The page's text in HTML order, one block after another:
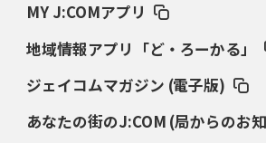
MY J:COMアプリ
地域情報アプリ「ど・ろーかる」
ジェイコムマガジン (電子版)
あなたの街のJ:COM (局からのお